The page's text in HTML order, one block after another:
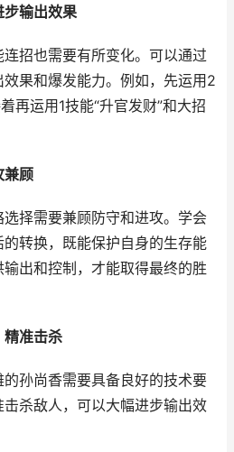
输出效果
招也需要有所变化。可以通过
果和爆发能力。例如，先运用2
再运用1技能“升官发财”和大招
顾
择需要兼顾防守和进攻。学会
转换，既能保护自身的生存能
出和控制，才能取得最终的胜
准击杀
孙尚香需要具备良好的技术要
杀敌人，可以大幅进步输出效